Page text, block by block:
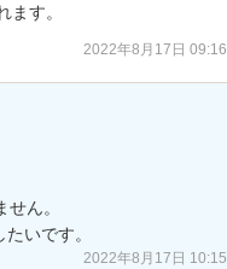
す。
2022年8月17日 09:16
ん。
いです。
2022年8月17日 10:15